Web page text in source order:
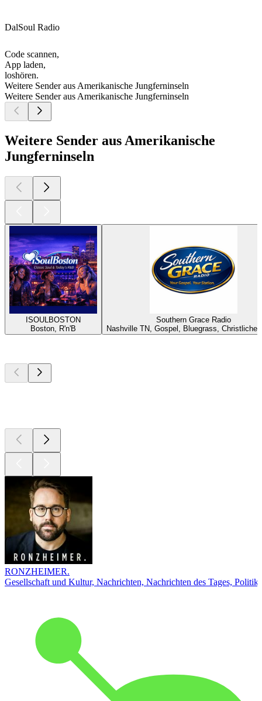
DalSoul Radio
Code scannen,
App laden,
loshören.
Weitere Sender aus Amerikanische Jungferninseln
Weitere Sender aus Amerikanische Jungferninseln
Weitere Sender aus Amerikanische
Jungferninseln
ISOULBOSTON
Boston, R'n'B
Southern Grace Radio
Nashville TN, Gospel, Bluegrass, Christliche
RONZHEIMER.
Gesellschaft und Kultur, Nachrichten, Nachrichten des Tages, Politik